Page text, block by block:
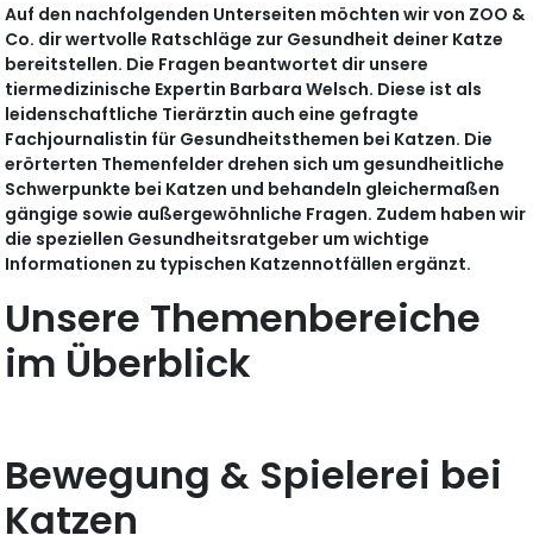
Auf den nachfolgenden Unterseiten möchten wir von ZOO &
Co. dir wertvolle Ratschläge zur Gesundheit deiner Katze
bereitstellen. Die Fragen beantwortet dir unsere
tiermedizinische Expertin Barbara Welsch. Diese ist als
leidenschaftliche Tierärztin auch eine gefragte
Fachjournalistin für Gesundheitsthemen bei Katzen. Die
erörterten Themenfelder drehen sich um gesundheitliche
Schwerpunkte bei Katzen und behandeln gleichermaßen
gängige sowie außergewöhnliche Fragen. Zudem haben wir
die speziellen Gesundheitsratgeber um wichtige
Informationen zu typischen Katzennotfällen ergänzt.
Unsere Themenbereiche
im Überblick
Bewegung & Spielerei bei
Katzen